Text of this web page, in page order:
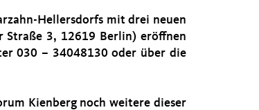
Hellersdorfs mit drei neuen
Straße 3, 12619 Berlin) eröffnen
030 – 34048130 oder über die
Kienberg noch weitere dieser